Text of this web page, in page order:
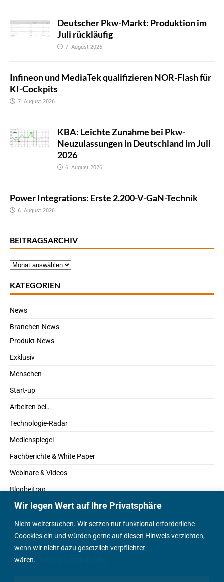
Wir legen Wert auf Ihre Privatsphäre
Nicht weitersuchen. Wir setzen nur funktional erforderliche
Coockies ein und würden gerne auf diesen Hinweis verzichten,
wenn wir nicht dazu gesetzlich verpflichtet
wären.
Deutscher Pkw-Markt: Produktion im
Juli rückläufig
7. August 2026
Infineon und MediaTek qualifizieren NOR-Flash für
KI-Cockpits
7. August 2026
KBA: Leichte Zunahme bei Pkw-
Neuzulassungen in Deutschland im Juli
2026
6. August 2026
Power Integrations: Erste 2.200-V-GaN-Technik
6. August 2026
BEITRAGSARCHIV
KATEGORIEN
News
Branchen-News
Produkt-News
Exklusiv
Menschen
Start-up
Arbeiten bei…
Technologie-Radar
Medienspiegel
Fachberichte & White Paper
Webinare & Videos
Blogbeitrag
Fachbücher
Marktreport
Podcasts
Positionspapier